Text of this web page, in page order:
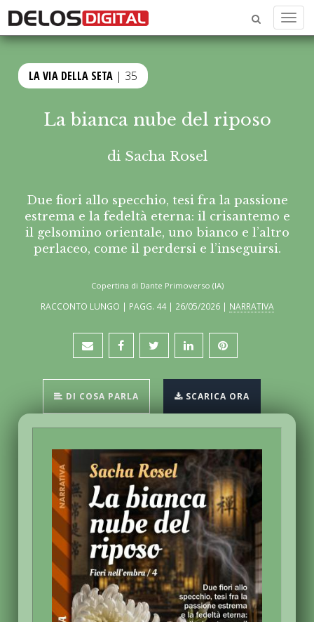
Menu
LA VIA DELLA SETA | 35
La bianca nube del riposo
di Sacha Rosel
Due fiori allo specchio, tesi fra la passione
estrema e la fedeltà eterna: il crisantemo e
il gelsomino orientale, uno bianco e l’altro
perlaceo, come il perdersi e l’inseguirsi.
Copertina di Dante Primoverso (IA)
RACCONTO LUNGO | PAGG. 44 | 26/05/2026 | NARRATIVA
DI COSA PARLA SCARICA ORA